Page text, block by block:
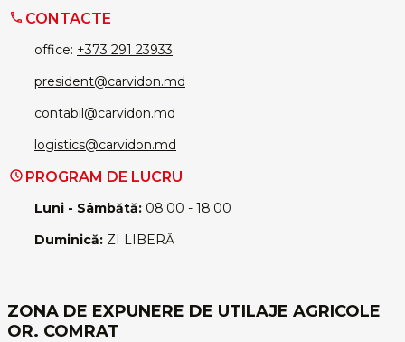
CONTACTE
office: +373 291 23933
president@carvidon.md
contabil@carvidon.md
logistics@carvidon.md
PROGRAM DE LUCRU
Luni - Sâmbătă: 08:00 - 18:00
Duminică: ZI LIBERĂ
ZONA DE EXPUNERE DE UTILAJE AGRICOLE
OR. COMRAT